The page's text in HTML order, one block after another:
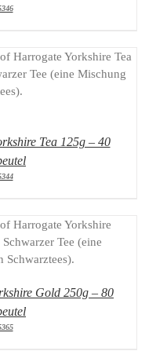
Tea 125g – 40
Gold 250g – 80